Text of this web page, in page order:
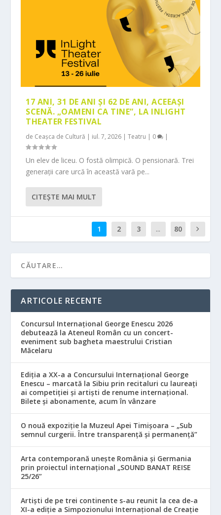
17 ANI, 31 DE ANI ȘI 62 DE ANI, ACEEAȘI
SCENĂ. „OAMENI CA TINE”, LA INLIGHT
THEATER FESTIVAL
de Ceașca de Cultură | iul. 7, 2026 |Teatru | 0 |
Un elev de liceu. O fostă olimpică. O pensionară. Trei
generații care urcă în această vară pe...
CITEŞTE MAI MULT
1 2 3 ... 80
ARTICOLE RECENTE
Concursul Internațional George Enescu 2026
debutează la Ateneul Român cu un concert-
eveniment sub bagheta maestrului Cristian
Măcelaru
Ediția a XX-a a Concursului Internațional George
Enescu – marcată la Sibiu prin recitaluri cu laureați
ai competiției și artiști de renume internațional.
Bilete și abonamente, acum în vânzare
O nouă expoziție la Muzeul Apei Timișoara – „Sub
semnul curgerii. Între transparență și permanență”
Arta contemporană unește România și Germania
prin proiectul internațional „SOUND BANAT REISE
25/26”
Artiști de pe trei continente s-au reunit la cea de-a
XI-a ediție a Simpozionului Internațional de Creație